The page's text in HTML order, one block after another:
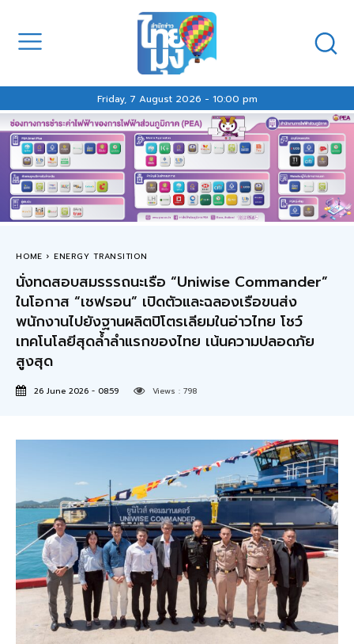
Friday, 7 August 2026 - 10:00 pm
HOME ENERGY TRANSITION
นั่งทดสอบสมรรรถนะเรือ “Uniwise Commander”
ในโอกาส “เชฟรอน” เปิดตัวและฉลองเรือขนส่ง
พนักงานไปยังฐานผลิตปิโตรเลียมในอ่าวไทย โชว์
เทคโนโลยีสุดล้ำลำแรกของไทย เน้นความปลอดภัย
สูงสุด
26 June 2026 - 08:59 Views : 798